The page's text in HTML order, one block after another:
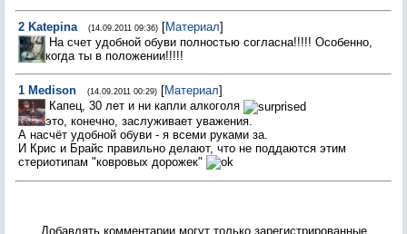
2 Katepina (14.09.2011 09:36) [Материал]
На счет удобной обуви полностью согласна!!!!! Особенно,
когда ты в положении!!!!!
1 Medison (14.09.2011 00:29) [Материал]
Капец, 30 лет и ни капли алкоголя
это, конечно, заслуживает уважения.
А насчёт удобной обуви - я всеми руками за.
И Крис и Брайс правильно делают, что не поддаются этим
стериотипам "ковровых дорожек"
Добавлять комментарии могут только зарегистрированные